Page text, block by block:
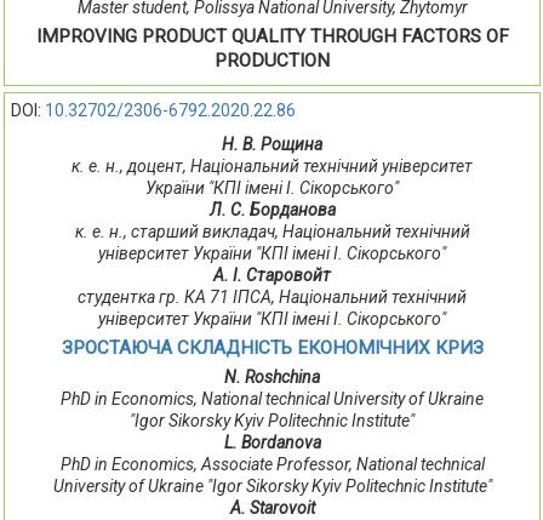
Master student, Polissya National University, Zhytomyr
IMPROVING PRODUCT QUALITY THROUGH FACTORS OF
PRODUCTION
DOI: 10.32702/2306-6792.2020.22.86
Н. В. Рощина
к. е. н., доцент, Національний технічний університет
України "КПІ імені І. Сікорського"
Л. С. Борданова
к. е. н., старший викладач, Національний технічний
університет України "КПІ імені І. Сікорського"
А. І. Старовойт
студентка гр. КА 71 ІПСА, Національний технічний
університет України "КПІ імені І. Сікорського"
ЗРОСТАЮЧА СКЛАДНІСТЬ ЕКОНОМІЧНИХ КРИЗ
N. Roshchina
PhD in Economics, National technical University of Ukraine
"Igor Sikorsky Kyiv Politechnic Institute"
L. Bordanova
PhD in Economics, Associate Professor, National technical
University of Ukraine "Igor Sikorsky Kyiv Politechnic Institute"
A. Starovoit